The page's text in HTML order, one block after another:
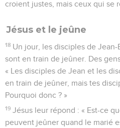
croient justes, mais ceux qui se
Jésus et le jeûne
18 Un jour, les disciples de
sont en train de jeûner. Des
« Les disciples de Jean et les
en train de jeûner, mais tes
Pourquoi donc ? »
19 Jésus leur répond : « Est-ce
peuvent jeûner quand le marié